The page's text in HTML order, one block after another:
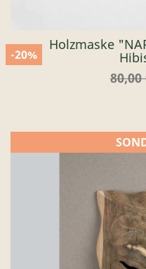
Holzmaske
80,00
-20%